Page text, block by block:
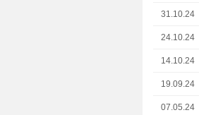
31.10.24
24.10.24
14.10.24
19.09.24
07.05.24